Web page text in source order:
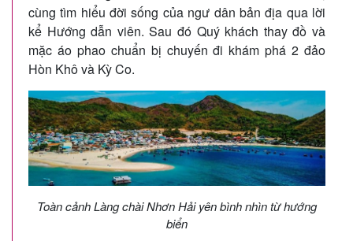
cùng tìm hiểu đời sống của ngư dân bản địa qua lời
kể Hướng dẫn viên. Sau đó Quý khách thay đồ và
mặc áo phao chuẩn bị chuyến đi khám phá 2 đảo
Hòn Khô và Kỳ Co.
Toàn cảnh Làng chài Nhơn Hải yên bình nhìn từ hướng
biển